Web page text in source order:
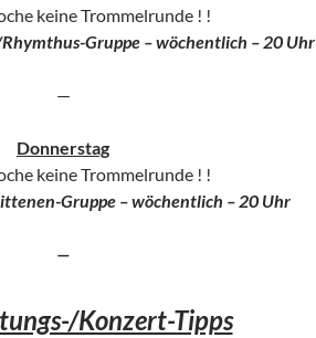
keine Trommelrunde ! !
Gruppe – wöchentlich – 20 Uhr
—
Donnerstag
keine Trommelrunde ! !
Gruppe – wöchentlich – 20 Uhr
—
Konzert-Tipps